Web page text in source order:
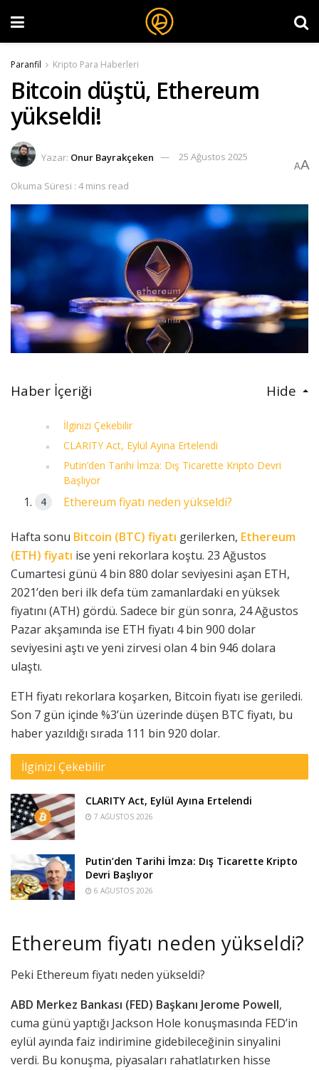
Paranfil Kripto Para Haberleri
Bitcoin düştü, Ethereum
yükseldi!
Yazar: Onur Bayrakçeken 25 Ağustos 2025
Okuma Süresi : 4 mins read
AA
Haber İçeriği Hide
İlginizi Çekebilir
CLARITY Act, Eylül Ayına Ertelendi
Putin’den Tarihi İmza: Dış Ticarette Kripto Devri
Başlıyor
Ethereum fiyatı neden yükseldi?
Hafta sonu Bitcoin (BTC) fiyatı gerilerken, Ethereum
(ETH) fiyatı ise yeni rekorlara koştu. 23 Ağustos
Cumartesi günü 4 bin 880 dolar seviyesini aşan ETH,
2021’den beri ilk defa tüm zamanlardaki en yüksek
fiyatını (ATH) gördü. Sadece bir gün sonra, 24 Ağustos
Pazar akşamında ise ETH fiyatı 4 bin 900 dolar
seviyesini aştı ve yeni zirvesi olan 4 bin 946 dolara
ulaştı.
ETH fiyatı rekorlara koşarken, Bitcoin fiyatı ise geriledi.
Son 7 gün içinde %3’ün üzerinde düşen BTC fiyatı, bu
haber yazıldığı sırada 111 bin 920 dolar.
İlginizi Çekebilir
CLARITY Act, Eylül Ayına Ertelendi
7 AĞUSTOS 2026
Putin’den Tarihi İmza: Dış Ticarette Kripto
Devri Başlıyor
6 AĞUSTOS 2026
Ethereum fiyatı neden yükseldi?
Peki Ethereum fiyatı neden yükseldi?
ABD Merkez Bankası (FED) Başkanı Jerome Powell,
cuma günü yaptığı Jackson Hole konuşmasında FED’in
eylül ayında faiz indirimine gidebileceğinin sinyalini
verdi. Bu konuşma, piyasaları rahatlatırken hisse